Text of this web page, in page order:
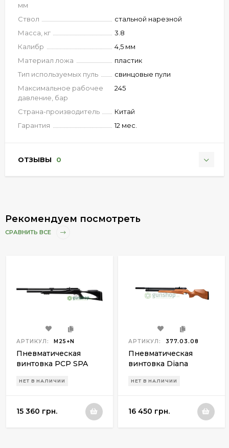
мм
Ствол
стальной нарезной
Масса, кг
3.8
Калибр
4,5 мм
Материал ложа
пластик
Тип используемых пуль
свинцовые пули
Максимальное рабочее
давление, бар
245
Страна-производитель
Китай
Гарантия
12 мес.
ОТЗЫВЫ 0
Рекомендуем посмотреть
СРАВНИТЬ ВСЕ
АРТИКУЛ: M25+N
Пневматическая
винтовка PCP SPA
НЕТ В НАЛИЧИИ
15 360 грн.
АРТИКУЛ: 377.03.08
Пневматическая
винтовка Diana
НЕТ В НАЛИЧИИ
16 450 грн.